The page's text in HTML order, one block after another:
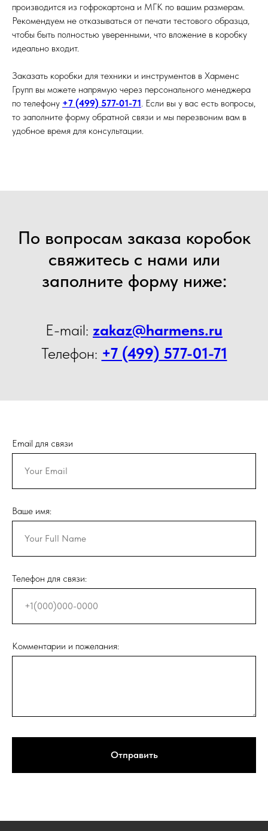
производится из гофрокартона и МГК по вашим размерам.
Рекомендуем не отказываться от печати тестового образца,
чтобы быть полностью уверенными, что вложение в коробку
идеально входит.
Заказать коробки для техники и инструментов в Харменс
Групп вы можете напрямую через персонального менеджера
по телефону +7 (499) 577-01-71. Если вы у вас есть вопросы,
то заполните форму обратной связи и мы перезвоним вам в
удобное время для консультации.
По вопросам заказа коробок
свяжитесь с нами или
заполните форму ниже:
E-mail: zakaz@harmens.ru
Телефон: +7 (499) 577-01-71
Email для связи
Ваше имя:
Телефон для связи:
Комментарии и пожелания:
Отправить